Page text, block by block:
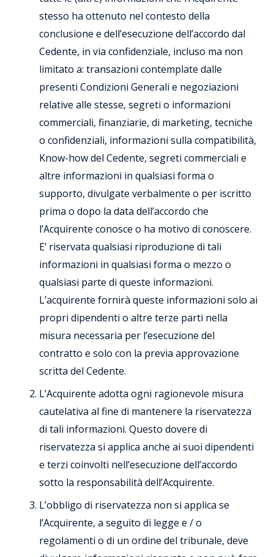
stesso ha ottenuto nel contesto della
conclusione e dell’esecuzione dell’accordo dal
Cedente, in via confidenziale, incluso ma non
limitato a: transazioni contemplate dalle
presenti Condizioni Generali e negoziazioni
relative alle stesse, segreti o informazioni
commerciali, finanziarie, di marketing, tecniche
o confidenziali, informazioni sulla compatibilità,
Know-how del Cedente, segreti commerciali e
altre informazioni in qualsiasi forma o
supporto, divulgate verbalmente o per iscritto
prima o dopo la data dell’accordo che
l’Acquirente conosce o ha motivo di conoscere.
E’ riservata qualsiasi riproduzione di tali
informazioni in qualsiasi forma o mezzo o
qualsiasi parte di queste informazioni.
L’acquirente fornirà queste informazioni solo ai
propri dipendenti o altre terze parti nella
misura necessaria per l’esecuzione del
contratto e solo con la previa approvazione
scritta del Cedente.
L’Acquirente adotta ogni ragionevole misura
cautelativa al fine di mantenere la riservatezza
di tali informazioni. Questo dovere di
riservatezza si applica anche ai suoi dipendenti
e terzi coinvolti nell’esecuzione dell’accordo
sotto la responsabilità dell’Acquirente.
L’obbligo di riservatezza non si applica se
l’Acquirente, a seguito di legge e / o
regolamenti o di un ordine del tribunale, deve